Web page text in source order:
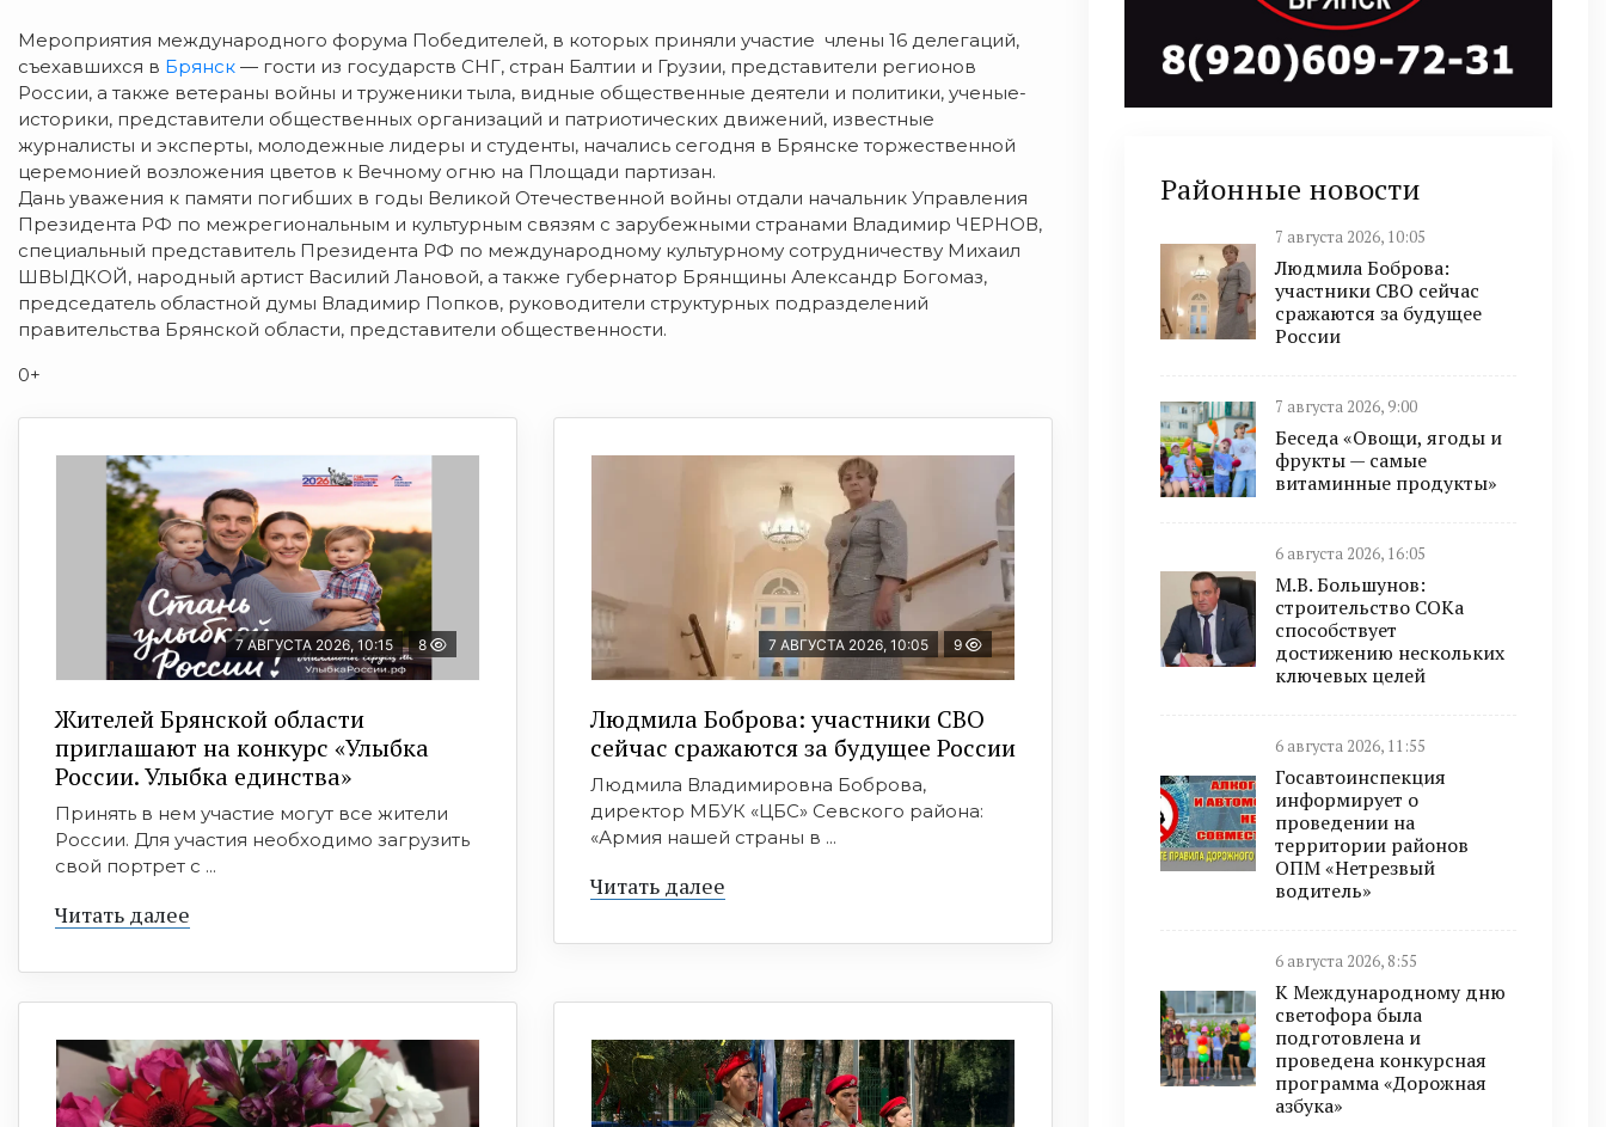
Мероприятия международного форума Победителей, в которых приняли участие члены 16 делегаций,
съехавшихся в Брянск — гости из государств СНГ, стран Балтии и Грузии, представители регионов
России, а также ветераны войны и труженики тыла, видные общественные деятели и политики, ученые-
историки, представители общественных организаций и патриотических движений, известные
журналисты и эксперты, молодежные лидеры и студенты, начались сегодня в Брянске торжественной
церемонией возложения цветов к Вечному огню на Площади партизан.
Дань уважения к памяти погибших в годы Великой Отечественной войны отдали начальник Управления
Президента РФ по межрегиональным и культурным связям с зарубежными странами Владимир ЧЕРНОВ,
специальный представитель Президента РФ по международному культурному сотрудничеству Михаил
ШВЫДКОЙ, народный артист Василий Лановой, а также губернатор Брянщины Александр Богомаз,
председатель областной думы Владимир Попков, руководители структурных подразделений
правительства Брянской области, представители общественности.
0+
7 АВГУСТА 2026, 10:15 8
Жителей Брянской области
приглашают на конкурс «Улыбка
России. Улыбка единства»
Принять в нем участие могут все жители
России. Для участия необходимо загрузить
свой портрет с ...
Читать далее
7 АВГУСТА 2026, 10:05 9
Людмила Боброва: участники СВО
сейчас сражаются за будущее России
Людмила Владимировна Боброва,
директор МБУК «ЦБС» Севского района:
«Армия нашей страны в ...
Читать далее
Районные новости
7 августа 2026, 10:05
Людмила Боброва:
участники СВО сейчас
сражаются за будущее
России
7 августа 2026, 9:00
Беседа «Овощи, ягоды и
фрукты — самые
витаминные продукты»
6 августа 2026, 16:05
М.В. Большунов:
строительство СОКа
способствует
достижению нескольких
ключевых целей
6 августа 2026, 11:55
Госавтоинспекция
информирует о
проведении на
территории районов
ОПМ «Нетрезвый
водитель»
6 августа 2026, 8:55
К Международному дню
светофора была
подготовлена и
проведена конкурсная
программа «Дорожная
азбука»